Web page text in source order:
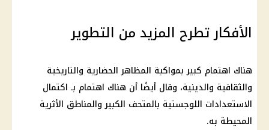
الأفكار تطرح المزيد من التطوير
هناك اهتمام كبير بمواكبة المظاهر الحضارية والتاريخية
والثقافية والدينية، وقال أيضًا أن هناك اهتمام بـ اكتمال
الاستعدادات اللوجستية بالمتحف الكبير والمناطق الأثرية
المحيطة به.